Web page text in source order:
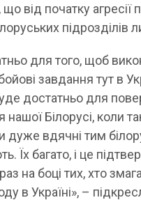
від початку агресії
підрозділів
для того, щоб
завдання тут в
достатньо для
нашої Білорусі, коли
дуже вдячні тим
Їх багато, і це
на боці тих, хто
в Україні», –